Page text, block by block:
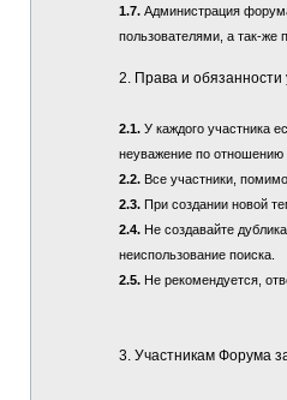
1.7. Администрация
пользователями, а так-же
2. Права и обязанности
2.1.У каждого участника
неуважение по отношению
2.2.Все участники, помимо
2.3.При создании новой
2.4.Не создавайте
неиспользование поиска.
2.5.Не рекомендуется,
3. Участникам Форума